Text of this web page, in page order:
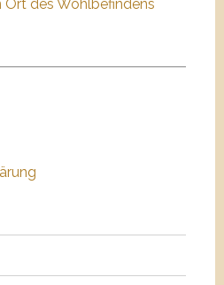
Ort des Wohlbefindens